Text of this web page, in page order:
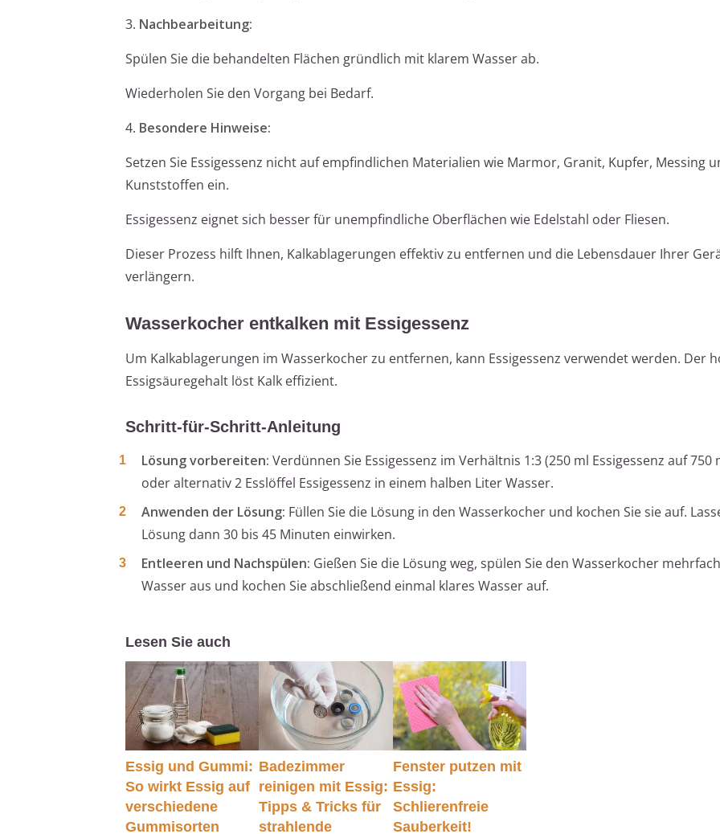
3. Nachbearbeitung:
Spülen Sie die behandelten Flächen gründlich mit klarem Wasser ab.
Wiederholen Sie den Vorgang bei Bedarf.
4. Besondere Hinweise:
Setzen Sie Essigessenz nicht auf empfindlichen Materialien wie Marmor, Granit, Kupfer, Messing
Kunststoffen ein.
Essigessenz eignet sich besser für unempfindliche Oberflächen wie Edelstahl oder Fliesen.
Dieser Prozess hilft Ihnen, Kalkablagerungen effektiv zu entfernen und die Lebensdauer Ihrer
verlängern.
Wasserkocher entkalken mit Essigessenz
Um Kalkablagerungen im Wasserkocher zu entfernen, kann Essigessenz verwendet werden. Der
Essigsäuregehalt löst Kalk effizient.
Schritt-für-Schritt-Anleitung
Lösung vorbereiten: Verdünnen Sie Essigessenz im Verhältnis 1:3 (250 ml Essigessenz auf 750
oder alternativ 2 Esslöffel Essigessenz in einem halben Liter Wasser.
Anwenden der Lösung: Füllen Sie die Lösung in den Wasserkocher und kochen Sie sie auf.
Lösung dann 30 bis 45 Minuten einwirken.
Entleeren und Nachspülen: Gießen Sie die Lösung weg, spülen Sie den Wasserkocher
Wasser aus und kochen Sie abschließend einmal klares Wasser auf.
Lesen Sie auch
Essig und Gummi:
So wirkt Essig auf
verschiedene
Gummisorten
Badezimmer
reinigen mit Essig:
Tipps & Tricks für
strahlende
Fenster putzen mit
Essig:
Schlierenfreie
Sauberkeit!